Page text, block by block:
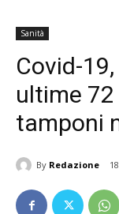
Sanità
Covid-
ultime
tamponi
By Redazione